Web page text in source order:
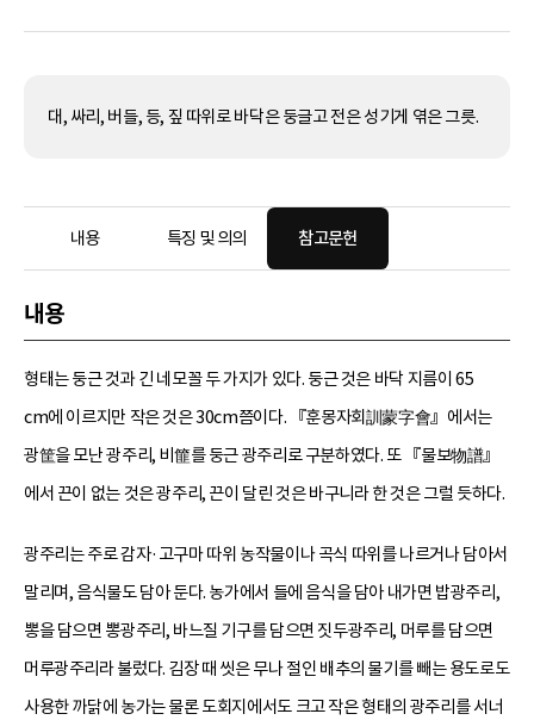
대, 싸리, 버들, 등, 짚 따위로 바닥은 둥글고 전은 성기게 엮은 그릇.
내용 특징 및 의의 참고문헌
내용
형태는 둥근 것과 긴 네모꼴 두 가지가 있다. 둥근 것은 바닥 지름이 65
cm에 이르지만 작은 것은 30cm쯤이다. 『훈몽자회訓蒙字會』에서는
광筐을 모난 광주리, 비篚를 둥근 광주리로 구분하였다. 또 『물보物譜』
에서 끈이 없는 것은 광주리, 끈이 달린 것은 바구니라 한 것은 그럴 듯하다.
광주리는 주로 감자·고구마 따위 농작물이나 곡식 따위를 나르거나 담아서
말리며, 음식물도 담아 둔다. 농가에서 들에 음식을 담아 내가면 밥광주리,
뽕을 담으면 뽕광주리, 바느질 기구를 담으면 짓두광주리, 머루를 담으면
머루광주리라 불렀다. 김장 때 씻은 무나 절인 배추의 물기를 빼는 용도로도
사용한 까닭에 농가는 물론 도회지에서도 크고 작은 형태의 광주리를 서너